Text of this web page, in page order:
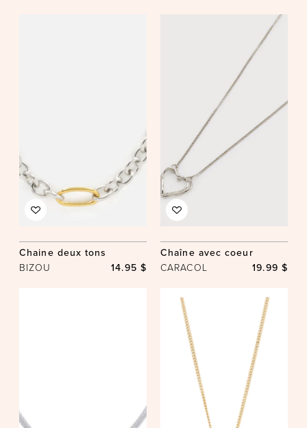
Chaine deux tons
BIZOU 14.95 $
Chaîne avec coeur
CARACOL 19.99 $